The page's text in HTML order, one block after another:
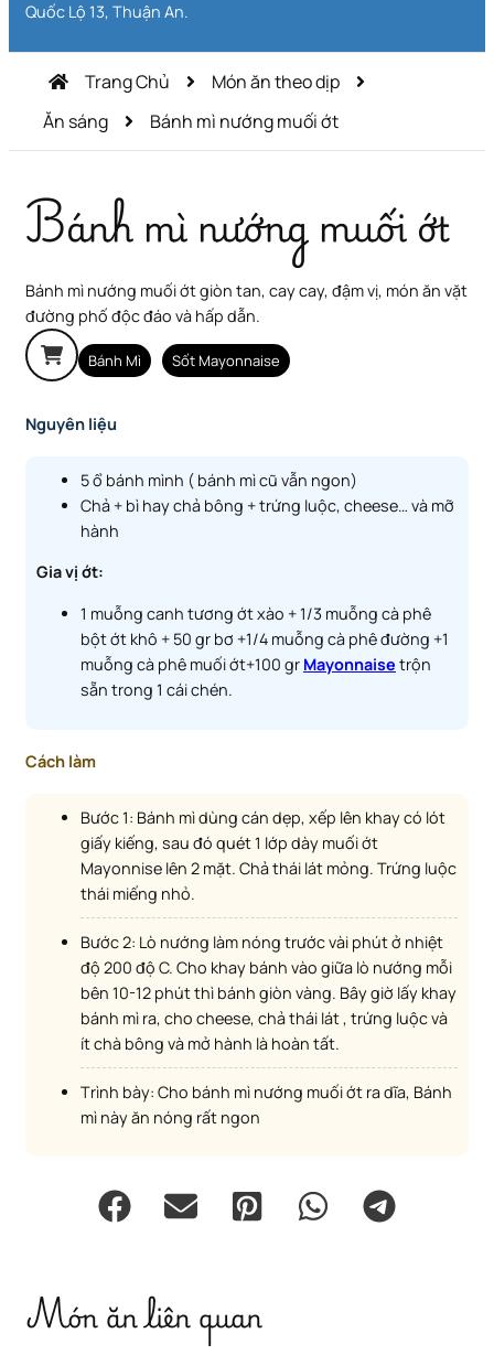
Quốc Lộ 13, Thuận An.
Trang Chủ
Món ăn theo dịp
Ăn sáng
Bánh mì nướng muối ớt
Bánh mì nướng muối ớt
Bánh mì nướng muối ớt giòn tan, cay cay, đậm vị, món ăn vặt
đường phố độc đáo và hấp dẫn.
Bánh Mì Sốt Mayonnaise
Nguyên liệu
5 ổ bánh mình ( bánh mì cũ vẫn ngon)
Chả + bì hay chả bông + trứng luộc, cheese… và mỡ
hành
Gia vị ớt:
1 muỗng canh tương ớt xào + 1/3 muỗng cà phê
bột ớt khô + 50 gr bơ +1/4 muỗng cà phê đường +1
muỗng cà phê muối ớt+100 gr Mayonnaise trộn
sẵn trong 1 cái chén.
Cách làm
Bước 1: Bánh mì dùng cán dẹp, xếp lên khay có lót
giấy kiếng, sau đó quét 1 lớp dày muối ớt
Mayonnise lên 2 mặt. Chả thái lát mỏng. Trứng luộc
thái miếng nhỏ.
Bước 2: Lò nướng làm nóng trước vài phút ở nhiệt
độ 200 độ C. Cho khay bánh vào giữa lò nướng mỗi
bên 10-12 phút thì bánh giòn vàng. Bây giờ lấy khay
bánh mì ra, cho cheese, chả thái lát , trứng luộc và
ít chà bông và mở hành là hoàn tất.
Trình bày: Cho bánh mì nướng muối ớt ra dĩa, Bánh
mì này ăn nóng rất ngon
Món ăn liên quan